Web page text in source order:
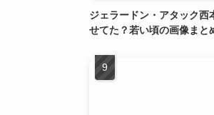
ジェラードン・アタック西
せてた？若い頃の画像まと